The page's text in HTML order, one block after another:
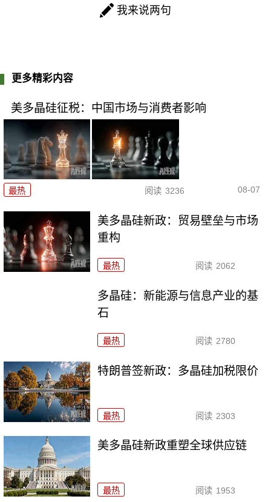
我来说两句
更多精彩内容
美多晶硅征税：中国市场与消费者影响
最热 阅读 3236 08-07
美多晶硅新政：贸易壁垒与市场
重构
最热 阅读 2062
多晶硅：新能源与信息产业的基
石
最热 阅读 2780
特朗普签新政：多晶硅加税限价
最热 阅读 2303
美多晶硅新政重塑全球供应链
最热 阅读 1953